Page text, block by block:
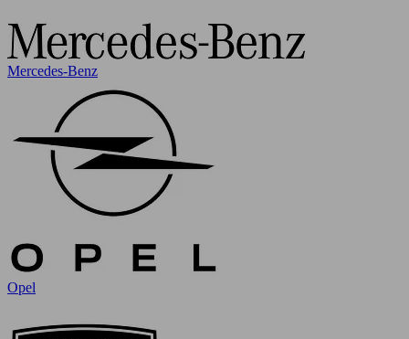
Mercedes-Benz
Opel